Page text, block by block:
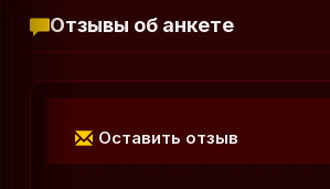
Отзывы об анкете
Оставить отзыв